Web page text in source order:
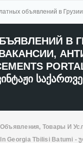
объявлений в
Товары И
Georgia Tbilisi Batumi -